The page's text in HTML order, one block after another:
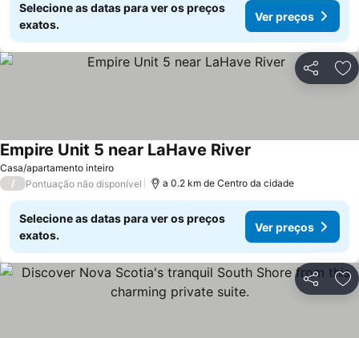
Selecione as datas para ver os preços
exatos.
Ver preços
Partilhar
Casa/apartamento inteiro
Empire Unit 5 near LaHave River
/ Pontuação não disponível a 0.2 km de Centro da cidade
Selecione as datas para ver os preços
exatos.
Ver preços
Partilhar